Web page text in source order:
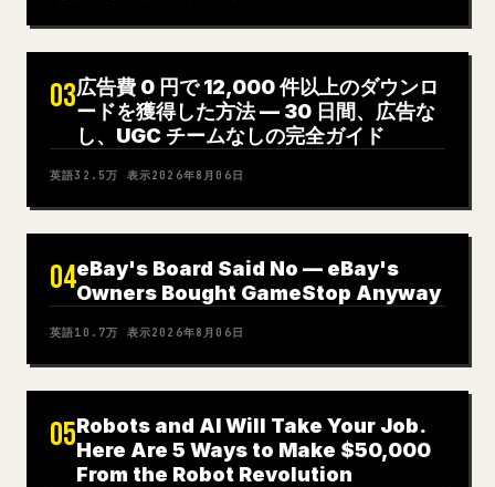
03広告費 0 円で 12,000 件以上のダウンロ
ードを獲得した方法 — 30 日間、広告な
し、UGC チームなしの完全ガイド
英語32.5万 表示2026年8月06日
04eBay's Board Said No — eBay's
Owners Bought GameStop Anyway
英語10.7万 表示2026年8月06日
05Robots and AI Will Take Your Job.
Here Are 5 Ways to Make $50,000
From the Robot Revolution